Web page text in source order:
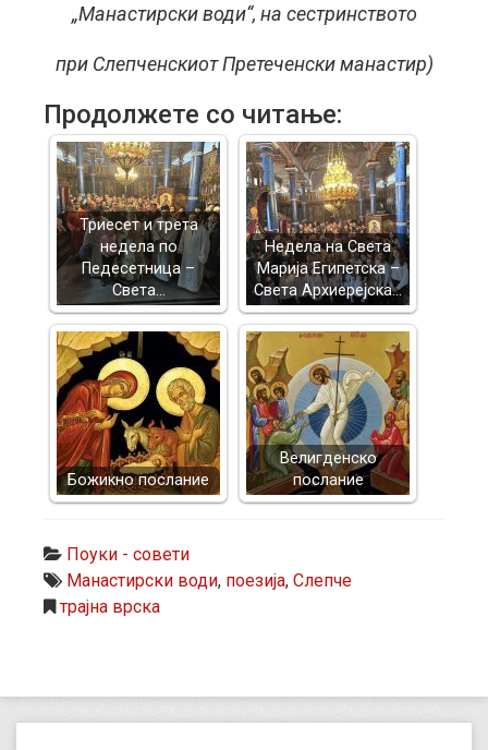
„Манастирски води“, на сестринството
при Слепченскиот Претеченски манастир)
Продолжете со читање:
Триесет и трета
недела по
Педесетница –
Света…
Недела на Света
Марија Египетска –
Света Архиерејска…
Божикно послание
Велигденско
послание
Поуки - совети
Манастирски води, поезија, Слепче
трајна врска